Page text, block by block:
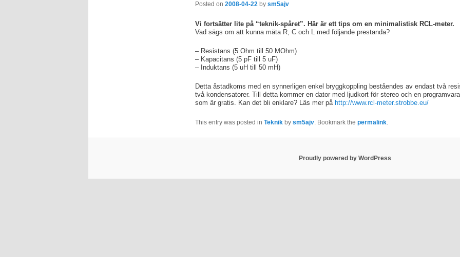
Posted on 2008-04-22 by sm5ajv
Vi fortsätter lite på “teknik-spåret”. Här är ett tips om en minimalistisk RCL-meter.
Vad sägs om att kunna mäta R, C och L med följande prestanda?
– Resistans (5 Ohm till 50 MOhm)
– Kapacitans (5 pF till 5 uF)
– Induktans (5 uH till 50 mH)
Detta åstadkoms med en synnerligen enkel bryggkoppling beståendes av endast två
två kondensatorer. Till detta kommer en dator med ljudkort för stereo och en
som är gratis. Kan det bli enklare? Läs mer på http://www.rcl-meter.strobbe.eu/
This entry was posted in Teknikby sm5ajv. Bookmark the permalink.
Proudly powered by WordPress